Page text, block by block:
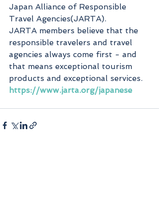
Japan Alliance of Responsible
Travel Agencies(JARTA).
JARTA members believe that the
responsible travelers and travel
agencies always come first - and
that means exceptional tourism
products and exceptional services.
https://www.jarta.org/japanese